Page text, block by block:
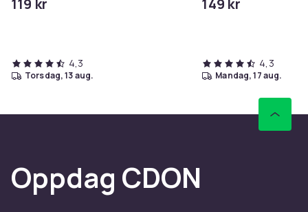
4,3
torsdag, 13 aug.
4,3
mandag, 17 aug.
Oppdag CDON